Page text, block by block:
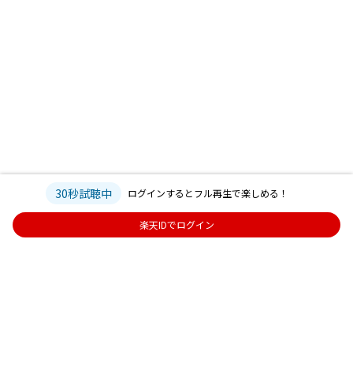
30秒試聴中 ログインするとフル再生で楽しめる！
楽天IDでログイン